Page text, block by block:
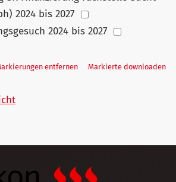
2024 bis 2027
2024 bis 2027
entfernen Markierte downloaden